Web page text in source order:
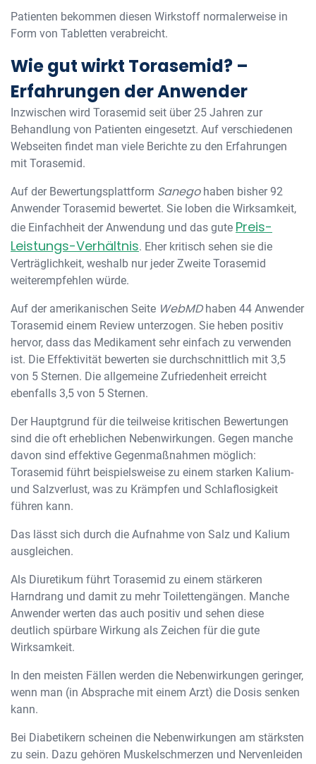
Patienten bekommen diesen Wirkstoff normalerweise in
Form von Tabletten verabreicht.
Wie gut wirkt Torasemid? –
Erfahrungen der Anwender
Inzwischen wird Torasemid seit über 25 Jahren zur
Behandlung von Patienten eingesetzt. Auf verschiedenen
Webseiten findet man viele Berichte zu den Erfahrungen
mit Torasemid.
Auf der Bewertungsplattform Sanegohaben bisher 92
Anwender Torasemid bewertet. Sie loben die Wirksamkeit,
die Einfachheit der Anwendung und das gute Preis-
Leistungs-Verhältnis. Eher kritisch sehen sie die
Verträglichkeit, weshalb nur jeder Zweite Torasemid
weiterempfehlen würde.
Auf der amerikanischen Seite WebMDhaben 44 Anwender
Torasemid einem Review unterzogen. Sie heben positiv
hervor, dass das Medikament sehr einfach zu verwenden
ist. Die Effektivität bewerten sie durchschnittlich mit 3,5
von 5 Sternen. Die allgemeine Zufriedenheit erreicht
ebenfalls 3,5 von 5 Sternen.
Der Hauptgrund für die teilweise kritischen Bewertungen
sind die oft erheblichen Nebenwirkungen. Gegen manche
davon sind effektive Gegenmaßnahmen möglich:
Torasemid führt beispielsweise zu einem starken Kalium-
und Salzverlust, was zu Krämpfen und Schlaflosigkeit
führen kann.
Das lässt sich durch die Aufnahme von Salz und Kalium
ausgleichen.
Als Diuretikum führt Torasemid zu einem stärkeren
Harndrang und damit zu mehr Toilettengängen. Manche
Anwender werten das auch positiv und sehen diese
deutlich spürbare Wirkung als Zeichen für die gute
Wirksamkeit.
In den meisten Fällen werden die Nebenwirkungen geringer,
wenn man (in Absprache mit einem Arzt) die Dosis senken
kann.
Bei Diabetikern scheinen die Nebenwirkungen am stärksten
zu sein. Dazu gehören Muskelschmerzen und Nervenleiden